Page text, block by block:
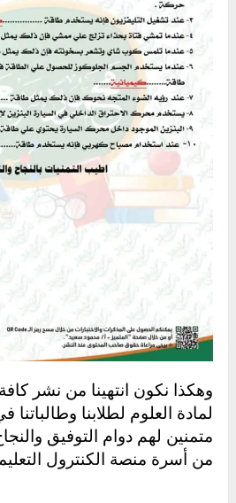
وهكذا نكون انتهينا من نشر
لمادة العلوم لطلابنا وطالباتنا
متمنين لهم دوام التوفيق
من أسرة منصة الكنترول